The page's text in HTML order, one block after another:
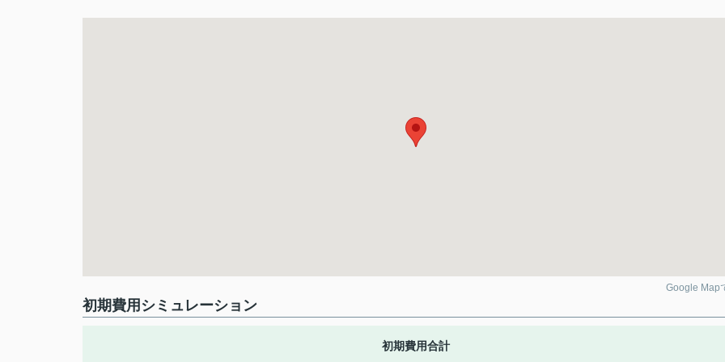
Google Map
初期費用シミュレーション
初期費用合計